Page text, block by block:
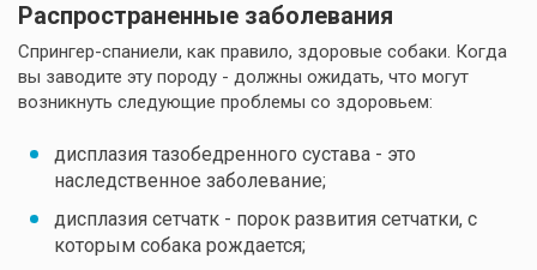
Распространенные заболевания
Спрингер-спаниели, как правило, здоровые собаки. Когда
вы заводите эту породу - должны ожидать, что могут
возникнуть следующие проблемы со здоровьем:
дисплазия тазобедренного сустава - это
наследственное заболевание;
дисплазия сетчатк - порок развития сетчатки, с
которым собака рождается;